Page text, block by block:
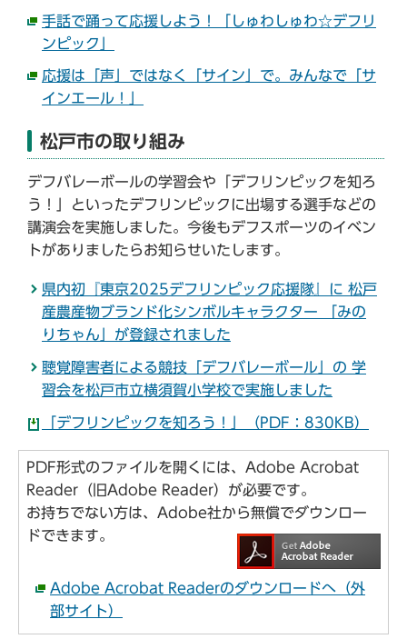
手話で踊って応援しよう！「しゅわしゅわ☆デフリ
ンピック」
応援は「声」ではなく「サイン」で。みんなで「サ
インエール！」
松戸市の取り組み
デフバレーボールの学習会や「デフリンピックを知ろ
う！」といったデフリンピックに出場する選手などの
講演会を実施しました。今後もデフスポーツのイベン
トがありましたらお知らせいたします。
県内初『東京2025デフリンピック応援隊』に 松戸
産農産物ブランド化シンボルキャラクター 「みの
りちゃん」が登録されました
聴覚障害者による競技「デフバレーボール」の 学
習会を松戸市立横須賀小学校で実施しました
「デフリンピックを知ろう！」（PDF：830KB）
PDF形式のファイルを開くには、Adobe Acrobat
Reader（旧Adobe Reader）が必要です。
お持ちでない方は、Adobe社から無償でダウンロー
ドできます。
Adobe Acrobat Readerのダウンロードへ（外
部サイト）